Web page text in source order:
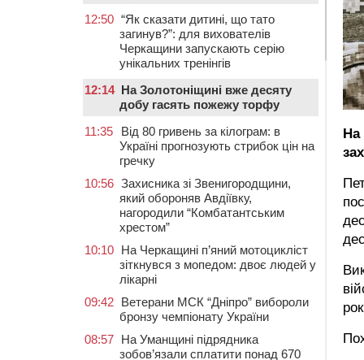
На
12:50 “Як сказати дитині, що тато
загинув?”: для вихователів
Черкащини запускають серію
унікальних тренінгів
12:14 На Золотоніщині вже десяту
добу гасять пожежу торфу
11:35
Від 80 гривень за кілограм: в
Україні прогнозують стрибок цін на
гречку
10:56 Захисника зі Звенигородщини,
який обороняв Авдіївку,
нагородили “Комбатантським
хрестом”
10:10 На Черкащині п’яний мотоцикліст
зіткнувся з мопедом: двоє людей у
лікарні
09:42 Ветерани МСК “Дніпро” вибороли
бронзу чемпіонату України
08:57 На Уманщині підрядника
зобов’язали сплатити понад 670